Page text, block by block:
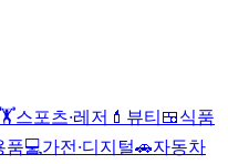
🏋️스포츠·레저 💄 뷰티🍱식품
품💻가전·디지털🚗자동차